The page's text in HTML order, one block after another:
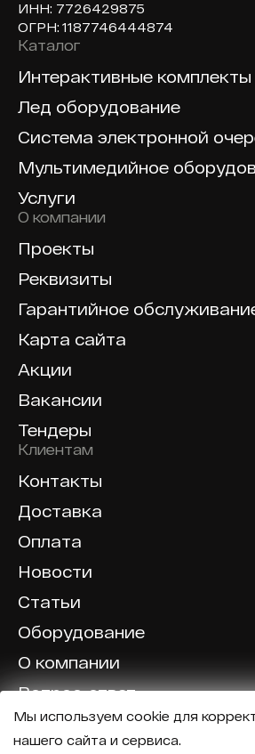
ИНН: 7726429875
ОГРН: 1187746444874
Доп навигация по сайту
Каталог
Интерактивные комплекты
Лед оборудование
Система электронной
Мультимедийное
Услуги
О компании
Проекты
Реквизиты
Гарантийное
Карта сайта
Акции
Вакансии
Тендеры
Клиентам
Контакты
Доставка
Оплата
Новости
Статьи
Оборудование
О компании
Вопрос-ответ
Отзывы
Мы используем cookie для
нашего сайта и сервиса.